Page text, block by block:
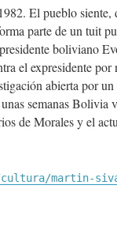
El pueblo siente,
parte de un tuit
boliviano
el expresidente por
abierta por un
semanas Bolivia
de Morales y el
martin-